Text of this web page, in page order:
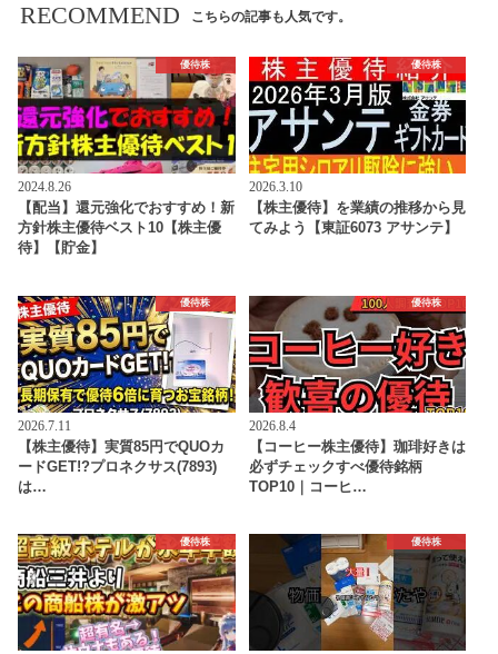
RECOMMEND こちらの記事も人気です。
優待株
2024.8.26
【配当】還元強化でおすすめ！新
方針株主優待ベスト10【株主優
待】【貯金】
優待株
2026.3.10
【株主優待】を業績の推移から見
てみよう【東証6073 アサンテ】
優待株
2026.7.11
【株主優待】実質85円でQUOカ
ードGET!?プロネクサス(7893)
は…
優待株
2026.8.4
【コーヒー株主優待】珈琲好きは
必ずチェックすべ優待銘柄
TOP10｜コーヒ…
優待株 優待株